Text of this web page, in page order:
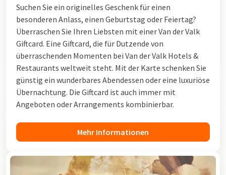
Suchen Sie ein originelles Geschenk für einen
besonderen Anlass, einen Geburtstag oder Feiertag?
Überraschen Sie Ihren Liebsten mit einer Van der Valk
Giftcard. Eine Giftcard, die für Dutzende von
überraschenden Momenten bei Van der Valk Hotels &
Restaurants weltweit steht. Mit der Karte schenken Sie
günstig ein wunderbares Abendessen oder eine luxuriöse
Übernachtung. Die Giftcard ist auch immer mit
Angeboten oder Arrangements kombinierbar.
Mehr Informationen